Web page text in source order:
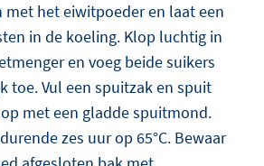
met het eiwitpoeder en laat een
in de koeling. Klop luchtig in
en voeg beide suikers
toe. Vul een spuitzak en spuit
met een gladde spuitmond.
zes uur op 65°C. Bewaar